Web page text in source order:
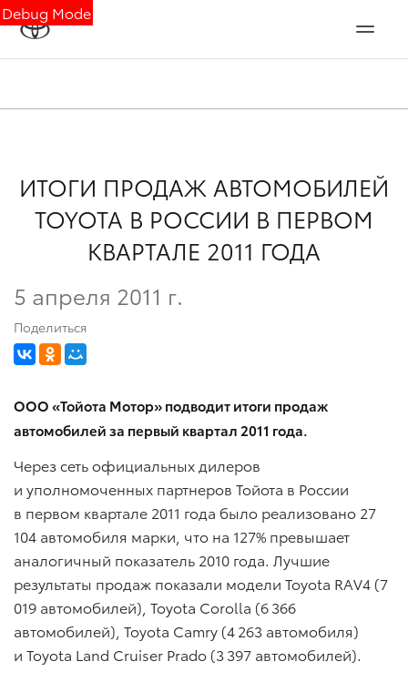
Debug Mode
ИТОГИ ПРОДАЖ АВТОМОБИЛЕЙ
TOYOTA В РОССИИ В ПЕРВОМ
КВАРТАЛЕ 2011 ГОДА
5 апреля 2011 г.
Поделиться
ООО «Тойота Мотор» подводит итоги продаж
автомобилей за первый квартал 2011 года.
Через сеть официальных дилеров
и уполномоченных партнеров Тойота в России
в первом квартале 2011 года было реализовано 27
104 автомобиля марки, что на 127% превышает
аналогичный показатель 2010 года. Лучшие
результаты продаж показали модели Toyota RAV4 (7
019 автомобилей), Toyota Corolla (6 366
автомобилей), Toyota Camry (4 263 автомобиля)
и Toyota Land Cruiser Prado (3 397 автомобилей).